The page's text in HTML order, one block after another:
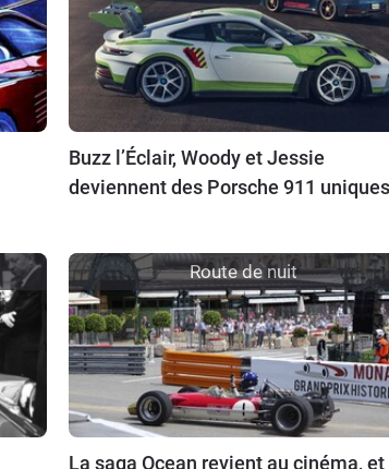
Buzz l’Éclair, Woody et Jessie
deviennent des Porsche 911 uniques
Route de nuit
La saga Ocean revient au cinéma, et